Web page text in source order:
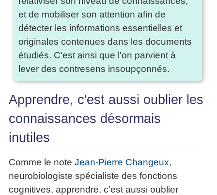
et de mobiliser son attention afin de
détecter les informations essentielles et
originales contenues dans les documents
étudiés. C'est ainsi que l'on parvient à
lever des contresens insoupçonnés.
Apprendre, c'est aussi oublier les
connaissances désormais
inutiles
Comme le note Jean-Pierre Changeux,
neurobiologiste spécialiste des fonctions
cognitives, apprendre, c'est aussi oublier